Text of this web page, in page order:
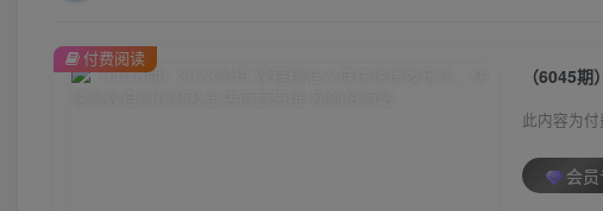
此内容为付
会员
付费阅读